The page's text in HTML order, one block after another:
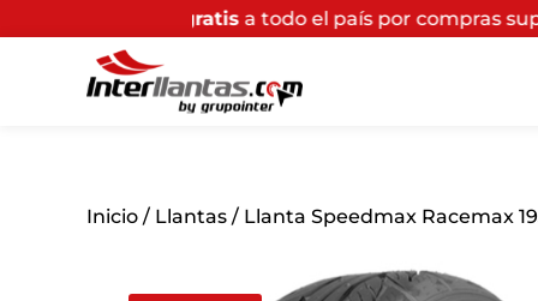
a todo el país por compras superiores a
Inicio / Llantas / Llanta Speedmax Racemax